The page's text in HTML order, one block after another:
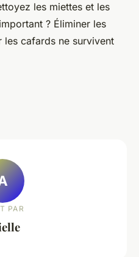
les miettes et les
? Éliminer les
les cafards ne survivent
PAR